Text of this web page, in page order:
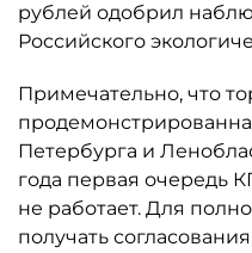
рублей одобрил
Российского
Примечательно, что
Петербурга и
года первая очередь
не работает. Для
получать